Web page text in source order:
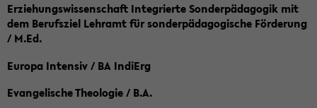
Erziehungswissenschaft Integrierte Sonderpädagogik mit
dem Berufsziel Lehramt für sonderpädagogische Förderung
/ M.Ed.
Europa Intensiv / BA IndiErg
Evangelische Theologie / B.A.